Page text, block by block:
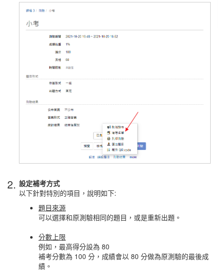
2. 設定補考方式
以下針對特別的項目，說明如下:
題目來源
可以選擇和原測驗相同的題目，或是重新出題。
分數上限
例如，最高得分設為 80
補考分數為 100 分，成績會以 80 分做為原測驗的最後成
績。